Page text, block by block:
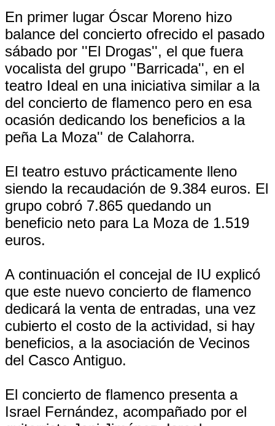
En primer lugar Óscar Moreno hizo
balance del concierto ofrecido el pasado
sábado por ''El Drogas'', el que fuera
vocalista del grupo ''Barricada'', en el
teatro Ideal en una iniciativa similar a la
del concierto de flamenco pero en esa
ocasión dedicando los beneficios a la
peña La Moza'' de Calahorra.
El teatro estuvo prácticamente lleno
siendo la recaudación de 9.384 euros. El
grupo cobró 7.865 quedando un
beneficio neto para La Moza de 1.519
euros.
A continuación el concejal de IU explicó
que este nuevo concierto de flamenco
dedicará la venta de entradas, una vez
cubierto el costo de la actividad, si hay
beneficios, a la asociación de Vecinos
del Casco Antiguo.
El concierto de flamenco presenta a
Israel Fernández, acompañado por el